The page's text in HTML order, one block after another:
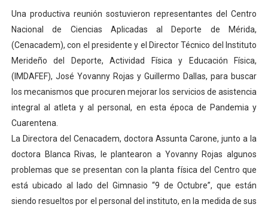
Arranca en Rivas Dávila el Plan de Renovación de
Alcalde Nelson Álvarez llevó jornada recreativa a la
CorpoMérida continúa con ciclos de formación
Fundacite culmina primera etapa de su Plan Vacacional
Nevado Gas optimiza servicio residencial en la
Balance semestral impulsa inclusión y atención a
Plan Vacacional Comunitario “Ríe 2026” recorre las
Una productiva reunión sostuvieron representantes del Centro
Nacional de Ciencias Aplicadas al Deporte de Mérida,
(Cenacadem), con el presidente y el Director Técnico del Instituto
Merideño del Deporte, Actividad Física y Educación Física,
(IMDAFEF), José Yovanny Rojas y Guillermo Dallas, para buscar
los mecanismos que procuren mejorar los servicios de asistencia
integral al atleta y al personal, en esta época de Pandemia y
Cuarentena.
La Directora del Cenacadem, doctora Assunta Carone, junto a la
doctora Blanca Rivas, le plantearon a Yovanny Rojas algunos
problemas que se presentan con la planta física del Centro que
está ubicado al lado del Gimnasio “9 de Octubre”, que están
siendo resueltos por el personal del instituto, en la medida de sus